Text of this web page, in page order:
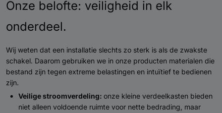
Onze belofte: veiligheid in elk
onderdeel.
Wij weten dat een installatie slechts zo sterk is als de zwakste
schakel. Daarom gebruiken we in onze producten materialen die
bestand zijn tegen extreme belastingen en intuïtief te bedienen
zijn.
Veilige stroomverdeling: onze kleine verdeelkasten bieden
niet alleen voldoende ruimte voor nette bedrading, maar